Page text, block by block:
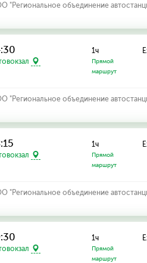
"Региональное объединение
1ч
Прямой
маршрут
"Региональное объединение
1ч
Прямой
маршрут
"Региональное объединение
1ч
Прямой
маршрут